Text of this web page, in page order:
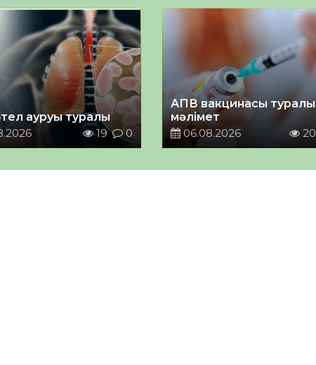
ауруы туралы
19 0
АПВ вакцинасы туралы
мәлімет
06.08.2026
20